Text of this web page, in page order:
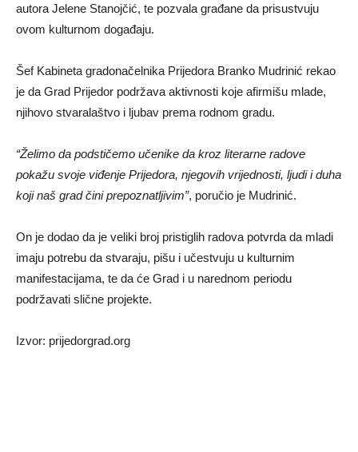
autora Jelene Stanojčić, te pozvala građane da prisustvuju
ovom kulturnom događaju.
Šef Kabineta gradonačelnika Prijedora Branko Mudrinić rekao
je da Grad Prijedor podržava aktivnosti koje afirmišu mlade,
njihovo stvaralaštvo i ljubav prema rodnom gradu.
“Želimo da podstičemo učenike da kroz literarne radove
pokažu svoje viđenje Prijedora, njegovih vrijednosti, ljudi i duha
koji naš grad čini prepoznatljivim”, poručio je Mudrinić.
On je dodao da je veliki broj pristiglih radova potvrda da mladi
imaju potrebu da stvaraju, pišu i učestvuju u kulturnim
manifestacijama, te da će Grad i u narednom periodu
podržavati slične projekte.
Izvor: prijedorgrad.org